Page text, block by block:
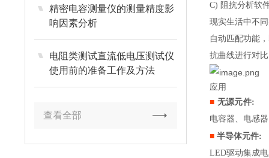
精密电容测量仪的测量精度影
响因素分析
电阻类测试直流低电压测试仪
使用前的准备工作及方法
查看全部
C) 阻抗分析软
现实生活中不
自动匹配功能
抗曲线进行对
应用
■ 无源元件:
电容器、电感
■ 半导体元件:
LED驱动集成